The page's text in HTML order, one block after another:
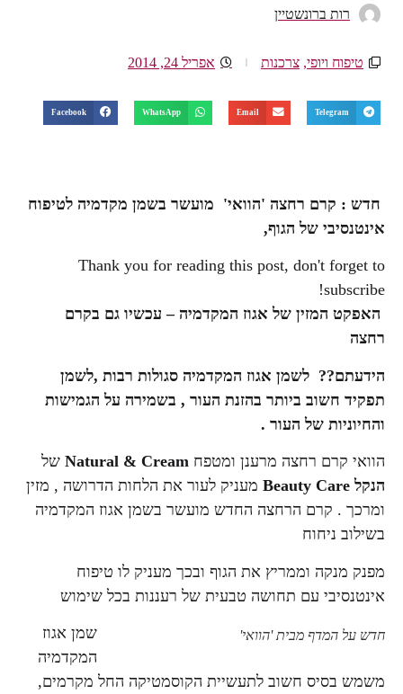
רות ברונשטיין
טיפוח ויופי, צרכנות אפריל 24, 2014
Telegram
Email
WhatsApp
Facebook
חדש : קרם רחצה 'הוואי' מועשר בשמן מקדמיה לטיפוח
אינטנסיבי של הגוף,
Thank you for reading this post, don't forget to
subscribe!
האפקט המזין של אגוז המקדמיה – עכשיו גם בקרם
רחצה
הידעתם?? לשמן אגוז המקדמיה סגולות רבות ,לשמן
תפקיד חשוב ביותר בהזנת העור , בשמירה על הגמישות
והחיוניות של העור .
הוואי קרם רחצה מרענן ומטפח Natural & Cream של
הנקל Beauty Care מעניק לעור את הלחות הדרושה , מזין
ומרכך . קרם הרחצה החדש מועשר בשמן אגוז המקדמיה
בשילוב ניחוח
מפנק מנקה וממריץ את הגוף ובכך מעניק לו טיפוח
אינטנסיבי עם תחושה טבעית של רעננות בכל שימוש
חדש על המדף מבית 'הוואי'
שמן אגוז
המקדמיה
משמש בסיס חשוב לתעשיית הקוסמטיקה החל מקרמים,